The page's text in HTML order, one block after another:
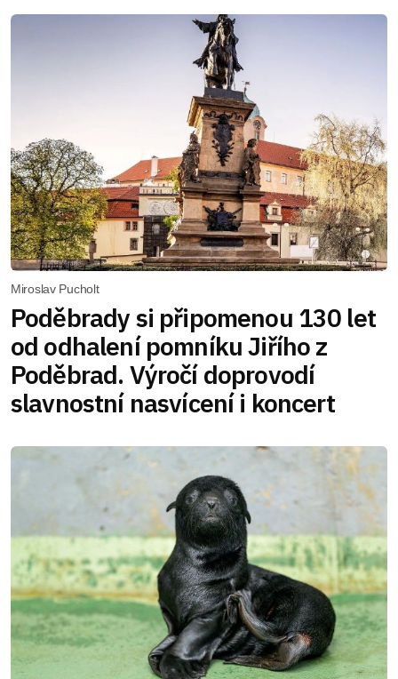
Miroslav Pucholt
Poděbrady si připomenou 130 let
od odhalení pomníku Jiřího z
Poděbrad. Výročí doprovodí
slavnostní nasvícení i koncert